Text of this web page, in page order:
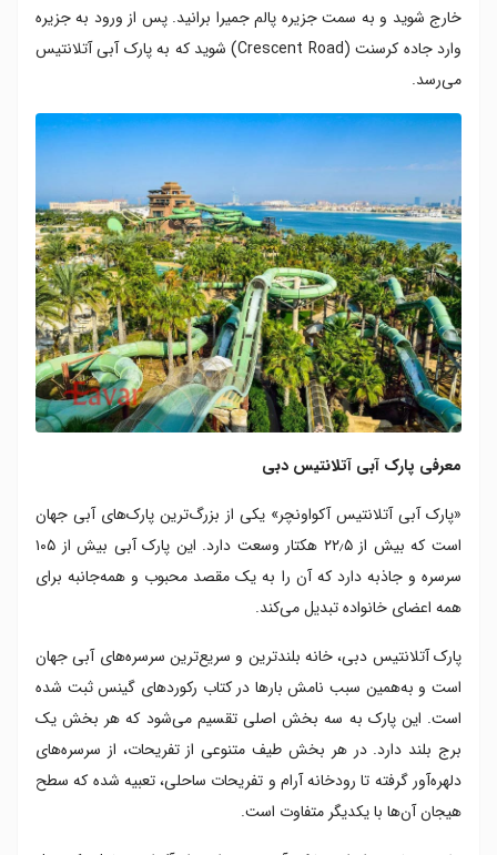
خارج شوید و به سمت جزیره پالم جمیرا برانید. پس از ورود به جزیره
وارد جاده کرسنت (Crescent Road) شوید که به پارک آبی آتلانتیس
می‌رسد.
معرفی پارک آبی آتلانتیس دبی
«پارک آبی آتلانتیس آکواونچر» یکی از بزرگ‌ترین پارک‌های آبی جهان
است که بیش از ۲۲٫۵ هکتار وسعت دارد. این پارک آبی بیش از ۱۰۵
سرسره و جاذبه دارد که آن را به یک مقصد محبوب و همه‌جانبه برای
همه اعضای خانواده تبدیل می‌کند.
پارک آتلانتیس دبی، خانه بلندترین و سریع‌ترین سرسره‌های آبی جهان
است و به‌همین سبب نامش بارها در کتاب رکوردهای گینس ثبت شده
است. این پارک به سه بخش اصلی تقسیم می‌شود که هر بخش یک
برج بلند دارد. در هر بخش طیف متنوعی از تفریحات، از سرسره‌های
دلهره‌آور گرفته تا رودخانه‌ آرام و تفریحات ساحلی، تعبیه شده که سطح
هیجان آن‌ها با یکدیگر متفاوت است.